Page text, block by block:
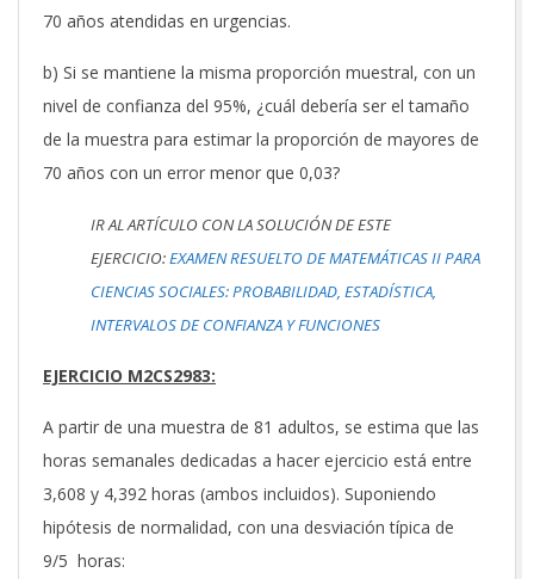
70 años atendidas en urgencias.
b) Si se mantiene la misma proporción muestral, con un
nivel de confianza del 95%, ¿cuál debería ser el tamaño
de la muestra para estimar la proporción de mayores de
70 años con un error menor que 0,03?
IR AL ARTÍCULO CON LA SOLUCIÓN DE ESTE
EJERCICIO:EXAMEN RESUELTO DE MATEMÁTICAS II PARA
CIENCIAS SOCIALES: PROBABILIDAD, ESTADÍSTICA,
INTERVALOS DE CONFIANZA Y FUNCIONES
EJERCICIO M2CS2983:
A partir de una muestra de 81 adultos, se estima que las
horas semanales dedicadas a hacer ejercicio está entre
3,608 y 4,392 horas (ambos incluidos). Suponiendo
hipótesis de normalidad, con una desviación típica de
9/5 horas: